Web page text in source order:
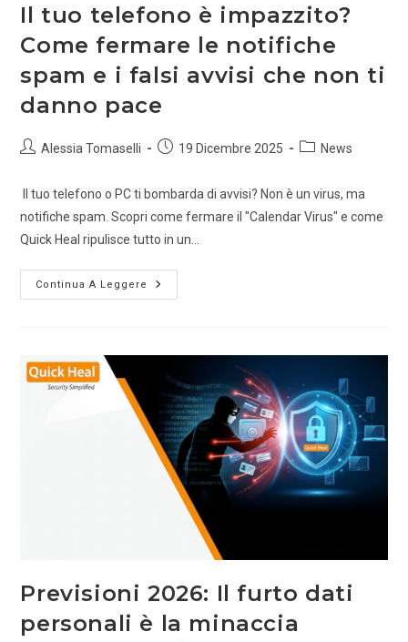
Il tuo telefono è impazzito?
Come fermare le notifiche
spam e i falsi avvisi che non ti
danno pace
Alessia Tomaselli 19 Dicembre 2025 News
Il tuo telefono o PC ti bombarda di avvisi? Non è un virus, ma
notifiche spam. Scopri come fermare il "Calendar Virus" e come
Quick Heal ripulisce tutto in un…
Continua A Leggere
Previsioni 2026: Il furto dati
personali è la minaccia